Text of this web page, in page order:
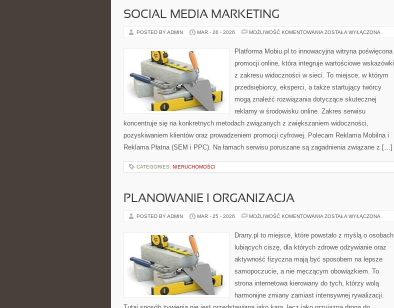
SOCIAL MEDIA MARKETING
POSTED BY ADMIN MAR - 26 - 2026 MOŻLIWOŚĆ KOMENTOWANIA SOCIAL
ZOSTAŁA WYŁĄCZONA
Platforma Mobiu.pl to innowacyjna witryna poświęcona
promocji online, która integruje wartościowe wskazówki
z zakresu widoczności w sieci. To miejsce, w którym
przedsiębiorcy, eksperci, a także startujący twórcy
mogą znaleźć rozwiązania dotyczące skutecznej
reklamy w środowisku online. Zakres serwisu
koncentruje się na konkretnych metodach związanych z zwiększaniem widoczności,
pozyskiwaniem klientów oraz prowadzeniem promocji cyfrowej. Polecam Reklama Mobilna i
Reklama Płatna (SEM i PPC). Na łamach serwisu poruszane są zagadnienia związane z […]
CATEGORIES: NIERUCHOMOŚCI
PLANOWANIE I ORGANIZACJA
POSTED BY ADMIN MAR - 25 - 2026 MOŻLIWOŚĆ KOMENTOWANIA PLANOWANIE
ZOSTAŁA WYŁĄCZONA
Drarry.pl to miejsce, które powstało z myślą o osobach
lubiących ciszę, dla których zdrowe odżywianie oraz
aktywność fizyczna mają być sposobem na lepsze
samopoczucie, a nie męczącym obowiązkiem. To
strona internetowa kierowany do tych, którzy wolą
harmonijne zmiany zamiast intensywnej rywalizacji.